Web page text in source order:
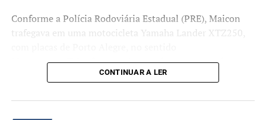
Conforme a Polícia Rodoviária Estadual (PRE), Maicon
trafegava em uma motocicleta Yamaha Lander XTZ250,
Montenegro/Triunfo, quando uma árvore, que seria um
eucalipto de grande porte, caiu sobre a pista e atingiu o
temporal.
CONTINUAR A LER